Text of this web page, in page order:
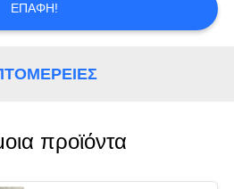
ΕΠΑΦΉ!
προϊόντα